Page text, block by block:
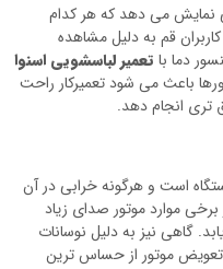
نمایش می دهد که هر کدام
قم به دلیل مشاهده
تعمیر لباسشویی اسنوا
باعث می شود تعمیرکار راحت
تری انجام دهد.
است و هرگونه خرابی در آن
موارد موتور صدای زیاد
گاهی نیز به دلیل نوسانات
تعویض موتور از حساس ترین